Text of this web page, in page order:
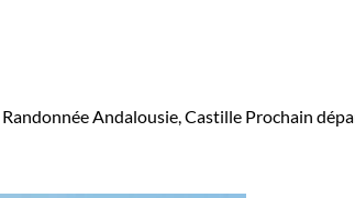
Randonnée Andalousie, Castille Prochain